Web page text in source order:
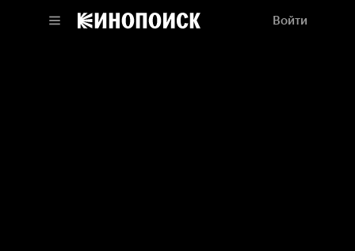
Войти